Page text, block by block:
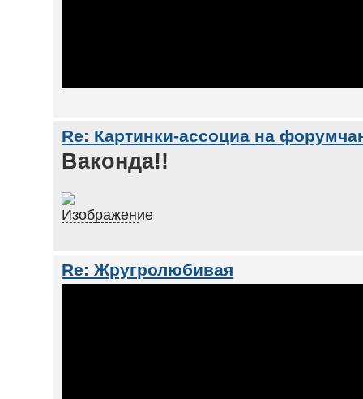
Re: Картинки-ассоциа на
Ваконда!!
Re: Жругролюбивая